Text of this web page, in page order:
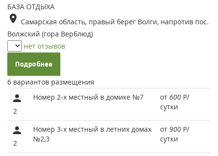
БАЗА ОТДЫХА
Самарская область, правый берег Волги, напротив пос.
Волжский (гора Верблюд)
нет отзывов
Подробнее
6 вариантов размещения
2
Номер 2-х местный в домике №7 от 600 Р/
сутки
2
Номер 3-х местный в летних домах
№2,3
от 900 Р/
сутки